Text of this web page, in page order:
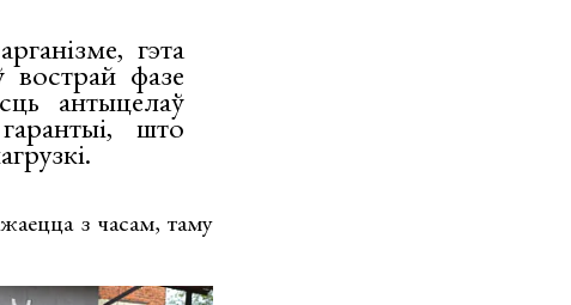
гэта
фазе
антыцелаў
што
з часам, таму